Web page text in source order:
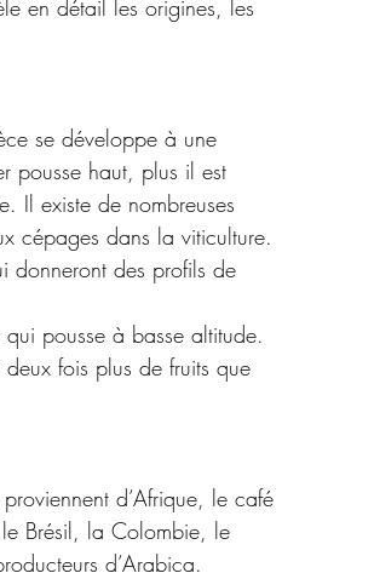
en détail les origines, les
se développe à une
pousse haut, plus il est
Il existe de nombreuses
cépages dans la viticulture.
donneront des profils de
pousse à basse altitude.
fois plus de fruits que
d’Afrique, le café
Brésil, la Colombie, le
d’Arabica.